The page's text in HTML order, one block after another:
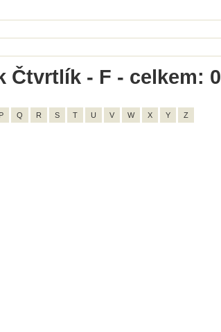
Čtvrtlík - F - celkem: 0
P Q R S T U V W X Y Z